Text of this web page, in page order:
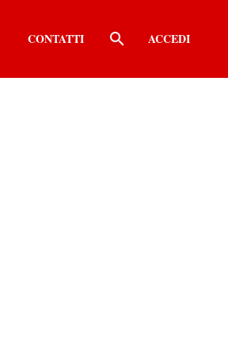
CONTATTI ACCEDI